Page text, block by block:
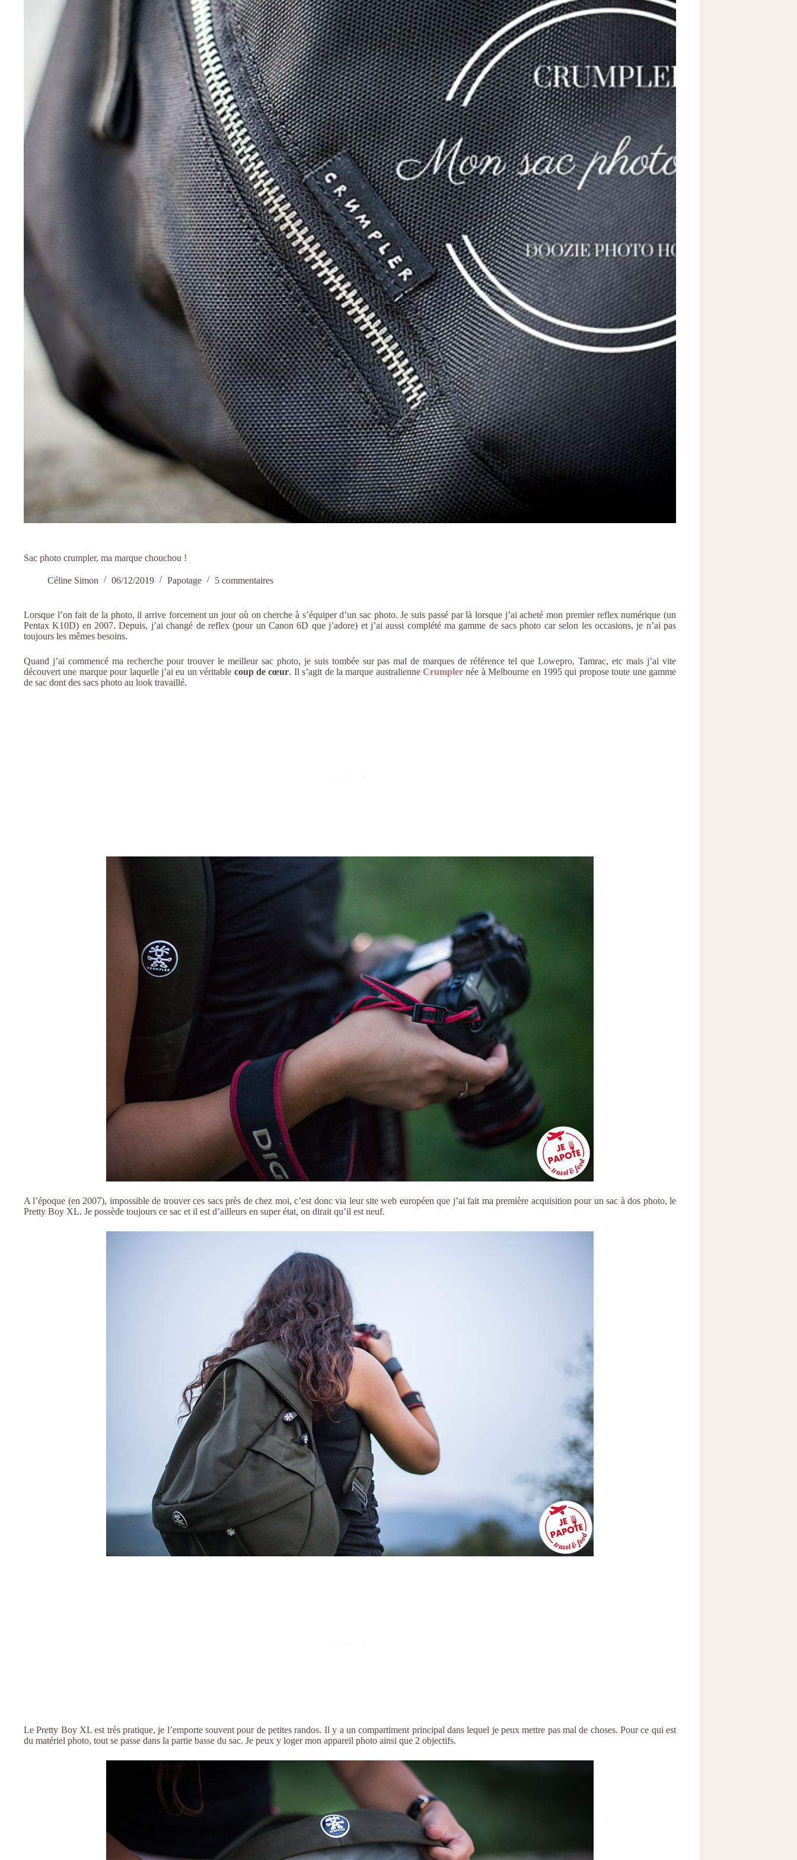
Sac photo crumpler, ma marque chouchou !
Céline Simon 06/12/2019 Papotage 5 commentaires
Lorsque l’on fait de la photo, il arrive forcement un jour où on cherche à s’équiper d’un sac photo. Je suis passé par là lorsque j’ai acheté mon premier reflex numérique (un
Pentax K10D) en 2007. Depuis, j’ai changé de reflex (pour un Canon 6D que j’adore) et j’ai aussi complété ma gamme de sacs photo car selon les occasions, je n’ai pas
toujours les mêmes besoins.
Quand j’ai commencé ma recherche pour trouver le meilleur sac photo, je suis tombée sur pas mal de marques de référence tel que Lowepro, Tamrac, etc mais j’ai vite
découvert une marque pour laquelle j’ai eu un véritable coup de cœur. Il s’agit de la marque australienneCrumpler née à Melbourne en 1995 qui propose toute une gamme
de sac dont des sacs photo au look travaillé.
A l’époque (en 2007), impossible de trouver ces sacs près de chez moi, c’est donc via leur site web européen que j’ai fait ma première acquisition pour un sac à dos photo, le
Pretty Boy XL. Je possède toujours ce sac et il est d’ailleurs en super état, on dirait qu’il est neuf.
Le Pretty Boy XL est très pratique, je l’emporte souvent pour de petites randos. Il y a un compartiment principal dans lequel je peux mettre pas mal de choses. Pour ce qui est
du matériel photo, tout se passe dans la partie basse du sac. Je peux y loger mon appareil photo ainsi que 2 objectifs.